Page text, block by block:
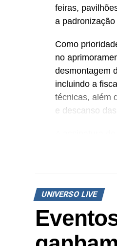
feiras,
a
Como
no
desmontagem
incluindo a
técnicas, além
e descanso
Guedes
da UBRAFE)
sempre
damos um
construir
demonstra
das pessoas
UBRAFE.
UNIVERSO LIVE